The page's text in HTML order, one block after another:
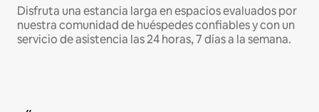
Disfruta una estancia larga en espacios evaluados por
nuestra comunidad de huéspedes confiables y con un
servicio de asistencia las 24 horas, 7 días a la semana.